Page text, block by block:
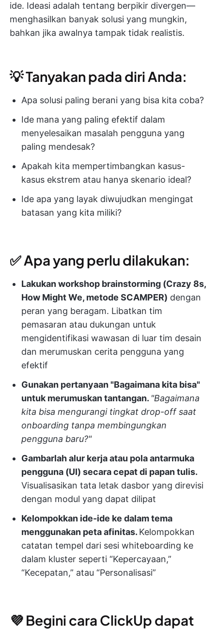
ide. Ideasi adalah tentang berpikir divergen—
menghasilkan banyak solusi yang mungkin,
bahkan jika awalnya tampak tidak realistis.
💡 Tanyakan pada diri Anda:
Apa solusi paling berani yang bisa kita coba?
Ide mana yang paling efektif dalam
menyelesaikan masalah pengguna yang
paling mendesak?
Apakah kita mempertimbangkan kasus-
kasus ekstrem atau hanya skenario ideal?
Ide apa yang layak diwujudkan mengingat
batasan yang kita miliki?
✅ Apa yang perlu dilakukan:
Lakukan workshop brainstorming (Crazy 8s,
How Might We, metode SCAMPER) dengan
peran yang beragam. Libatkan tim
pemasaran atau dukungan untuk
mengidentifikasi wawasan di luar tim desain
dan merumuskan cerita pengguna yang
efektif
Gunakan pertanyaan "Bagaimana kita bisa"
untuk merumuskan tantangan. "Bagaimana
kita bisa mengurangi tingkat drop-off saat
onboarding tanpa membingungkan
pengguna baru?"
Gambarlah alur kerja atau pola antarmuka
pengguna (UI) secara cepat di papan tulis.
Visualisasikan tata letak dasbor yang direvisi
dengan modul yang dapat dilipat
Kelompokkan ide-ide ke dalam tema
menggunakan peta afinitas. Kelompokkan
catatan tempel dari sesi whiteboarding ke
dalam kluster seperti “Kepercayaan,”
“Kecepatan,” atau “Personalisasi”
💜 Begini cara ClickUp dapat